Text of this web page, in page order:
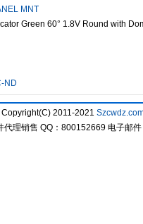
MNT
Green 60° 1.8V Round with
ND
Copyright(C) 2011-2021
代理销售 QQ：800152669 电子邮